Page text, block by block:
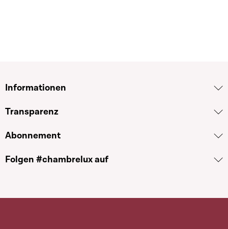
Informationen
Transparenz
Abonnement
Folgen #chambrelux auf